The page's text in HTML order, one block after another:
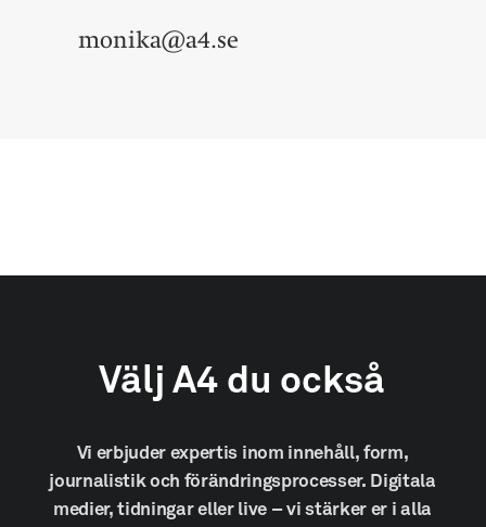
monika@a4.se
Välj A4 du också
Vi erbjuder expertis inom innehåll, form,
journalistik och förändringsprocesser. Digitala
medier, tidningar eller live – vi stärker er i alla